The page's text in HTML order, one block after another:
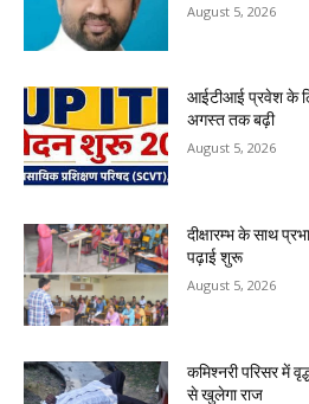
August 5, 2026
आईटीआई प्रवेश के
अगस्त तक बढ़ी
August 5, 2026
दीक्षारम्भ के साथ
पढ़ाई शुरू
August 5, 2026
कमिश्नरी परिसर में
से खुलेगा राज